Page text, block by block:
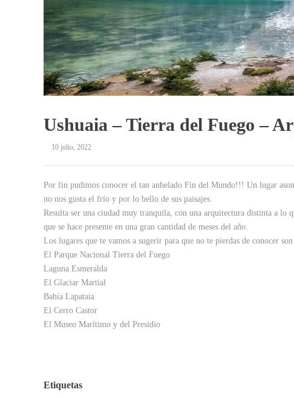
Ushuaia – Tierra del Fuego –
10 julio, 2022
Por fin pudimos conocer el tan anhelado Fin del Mundo!!! Un lugar
no nos gusta el frío y por lo bello de sus paisajes.
Resulta ser una ciudad muy tranquila, con una arquitectura distinta a lo
que se hace presente en una gran cantidad de meses del año.
Los lugares que te vamos a sugerir para que no te pierdas de conocer
El Parque Nacional Tierra del Fuego
Laguna Esmeralda
El Glaciar Martial
Bahía Lapataia
El Cerro Castor
El Museo Marítimo y del Presidio
Etiquetas